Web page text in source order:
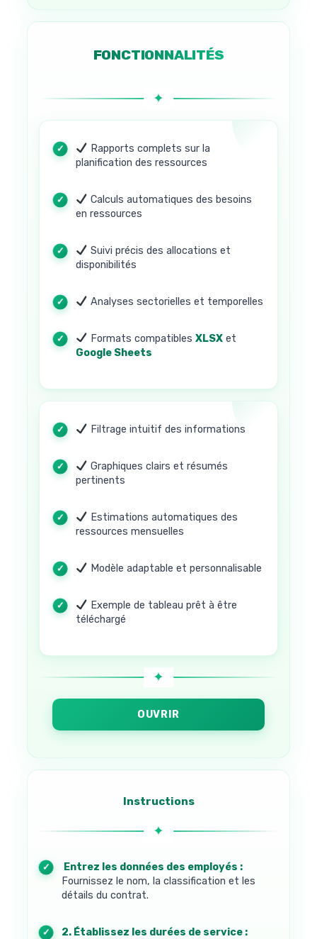
FONCTIONNALITÉS
Rapports complets sur la
planification des ressources
Calculs automatiques des besoins
en ressources
Suivi précis des allocations et
disponibilités
Analyses sectorielles et temporelles
Formats compatibles XLSXet
Google Sheets
Filtrage intuitif des informations
Graphiques clairs et résumés
pertinents
Estimations automatiques des
ressources mensuelles
Modèle adaptable et personnalisable
Exemple de tableau prêt à être
téléchargé
OUVRIR
Instructions
1. Entrez les données des employés :
Fournissez le nom, la classification et les
détails du contrat.
2. Établissez les durées de service :